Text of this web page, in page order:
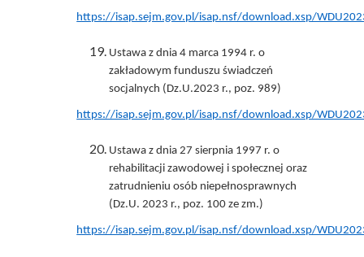
https://isap.sejm.gov.pl/isap.nsf/download.xsp/
Ustawa z dnia 4 marca 1994 r. o
zakładowym funduszu świadczeń
socjalnych (Dz.U.2023 r., poz. 989)
https://isap.sejm.gov.pl/isap.nsf/download.xsp/
Ustawa z dnia 27 sierpnia 1997 r. o
rehabilitacji zawodowej i społecznej oraz
zatrudnieniu osób niepełnosprawnych
(Dz.U. 2023 r., poz. 100 ze zm.)
https://isap.sejm.gov.pl/isap.nsf/download.xsp/